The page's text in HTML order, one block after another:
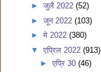
► जुलै 2022 (52)
► जून 2022 (103)
► मे 2022 (380)
▼ एप्रिल 2022 (913)
►एप्रि 30(46)